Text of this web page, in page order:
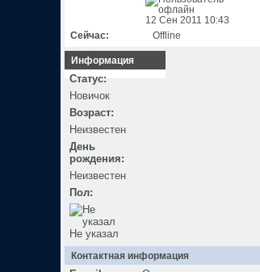
12 Сен 2011 10:43
Сейчас:
Offline
Информация
Статус:
Новичок
Возраст:
Неизвестен
День
рождения:
Неизвестен
Пол:
Не указал
Контактная информация